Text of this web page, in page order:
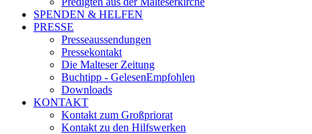
SPENDEN & HELFEN
PRESSE
Presseaussendungen
Pressekontakt
Die Malteser Zeitung
Buchtipp - GelesenEmpfohlen
Downloads
KONTAKT
Kontakt zum Großpriorat
Kontakt zu den Hilfswerken